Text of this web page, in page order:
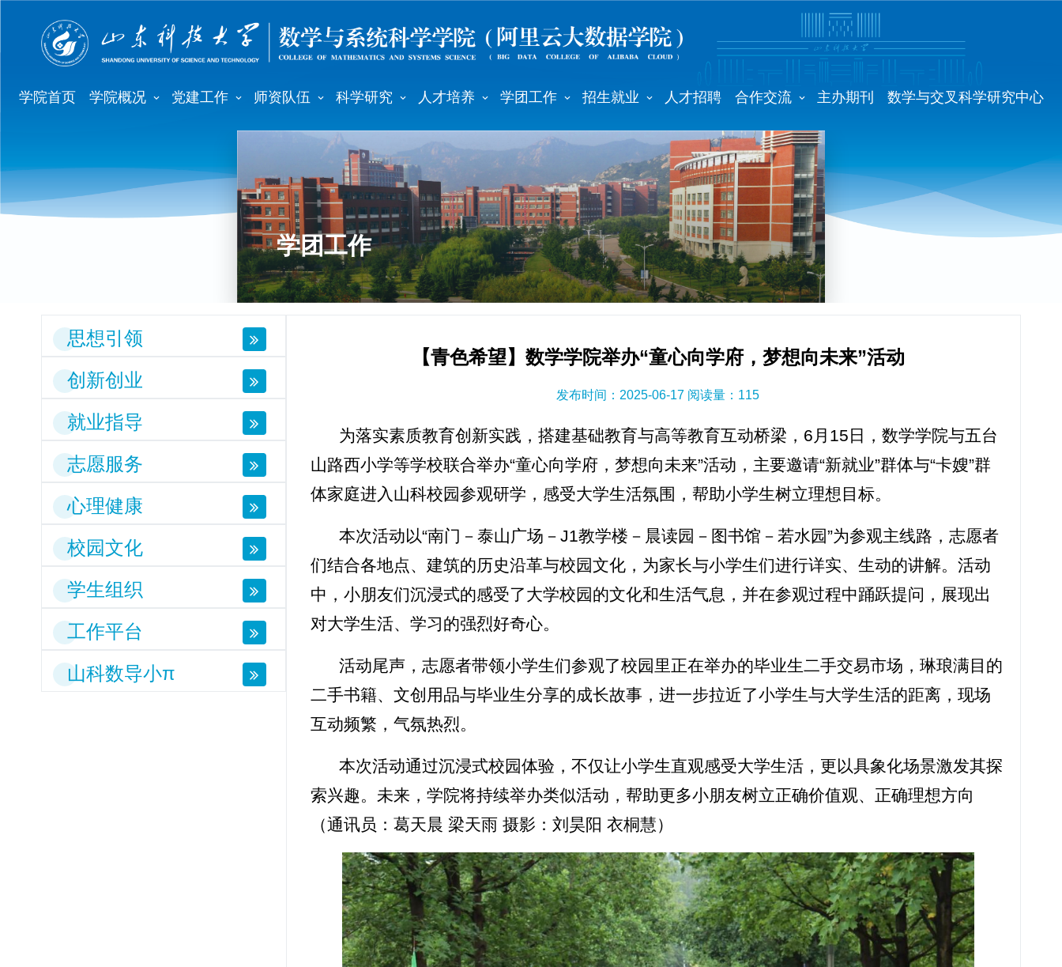
学院首页 学院概况 党建工作 师资队伍 科学研究 人才培养 学团工作 招生就业 人才招聘 合作交流 主办期刊 数学与交叉科学研究中心
学团工作
思想引领
创新创业
就业指导
志愿服务
心理健康
校园文化
学生组织
工作平台
山科数导小π
【青色希望】数学学院举办“童心向学府，梦想向未来”活动
发布时间：2025-06-17 阅读量： 115
为落实素质教育创新实践，搭建基础教育与高等教育互动桥梁，6月15日，数学学院与五台
山路西小学等学校联合举办“童心向学府，梦想向未来”活动，主要邀请“新就业”群体与“卡嫂”群
体家庭进入山科校园参观研学，感受大学生活氛围，帮助小学生树立理想目标。
本次活动以“南门－泰山广场－J1教学楼－晨读园－图书馆－若水园”为参观主线路，志愿者
们结合各地点、建筑的历史沿革与校园文化，为家长与小学生们进行详实、生动的讲解。活动
中，小朋友们沉浸式的感受了大学校园的文化和生活气息，并在参观过程中踊跃提问，展现出
对大学生活、学习的强烈好奇心。
活动尾声，志愿者带领小学生们参观了校园里正在举办的毕业生二手交易市场，琳琅满目的
二手书籍、文创用品与毕业生分享的成长故事，进一步拉近了小学生与大学生活的距离，现场
互动频繁，气氛热烈。
本次活动通过沉浸式校园体验，不仅让小学生直观感受大学生活，更以具象化场景激发其探
索兴趣。未来，学院将持续举办类似活动，帮助更多小朋友树立正确价值观、正确理想方向
（通讯员：葛天晨 梁天雨 摄影：刘昊阳 衣桐慧）